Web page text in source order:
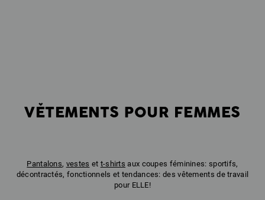
VĚTEMENTS POUR FEMMES
Pantalons, vestes et t-shirts aux coupes féminines: sportifs,
décontractés, fonctionnels et tendances: des vêtements de travail
pour ELLE!